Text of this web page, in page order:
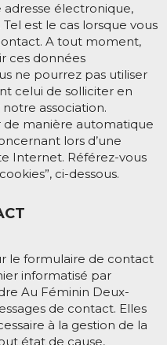
électronique,
est le cas lorsque vous
A tout moment,
ces données
ne pourrez pas utiliser
celui de solliciter en
association.
de manière automatique
lors d’une
Internet. Référez-vous
ci-dessous.
le formulaire de contact
informatisé par
Au Féminin Deux-
de contact. Elles
à la gestion de la
état de cause,